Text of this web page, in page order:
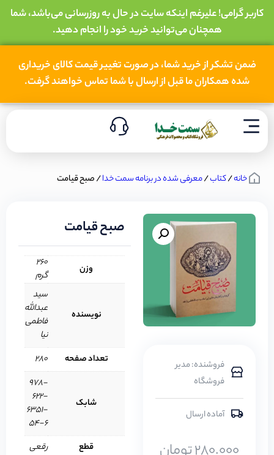
کاربر گرامی! علیرغم اینکه سایت در حال به روزرسانی می‌باشد، شما
همچنان می‌توانید خرید خود را انجام دهید.
ضمن تشکر از خرید شما، در صورت تغییر قیمت کالای خریداری
شده همکاران ما قبل از ارسال با شما تماس خواهند گرفت.
خانه/کتاب/معرفی شده در برنامه سمت خدا/ صبح قیامت
فروشنده: مدیر
فروشگاه
آماده ارسال
صبح قیامت
وزن
260
گرم
نویسنده
سید
عبدالله
فاطمی
نیا
تعداد صفحه
280
شابک
978-
622-
6351-
54-6
قطع
رقعی